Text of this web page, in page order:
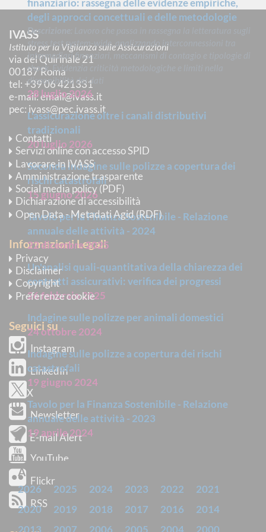
finanziario: rassegna delle evidenze empiriche,
degli approcci concettuali e delle metodologie
Descrizione
stress test system-wide, analizzando interconnessioni tra
intermediari finanziari, meccanismi di contagio e tipologie di
shock. Evidenzia criticità metodologiche e limiti nella
disponibilità dei dati
28 luglio 2026
L'assicurazione oltre i canali distributivi
tradizionali
20 luglio 2026
Seconda indagine sulle polizze a copertura dei
rischi catastrofali
15 giugno 2026
Tavolo per la Finanza Sostenibile - Relazione
annuale delle attività - 2024
22 dicembre 2025
Un'analisi quali-quantitativa della chiarezza dei
contratti assicurativi: verifica dei progressi
26 febbraio 2025
Indagine sulle polizze per animali domestici
24 ottobre 2024
Indagine sulle polizze a copertura dei rischi
catastrofali
19 giugno 2024
Tavolo per la Finanza Sostenibile - Relazione
annuale delle attività - 2023
19 aprile 2024
ARCHIVIO
2026 2025 2024 2023 2022
2021
2020
2019 2018 2017 2016
2014
2013
2007 2006 2005 2004 2000
IVASS
Istituto per la Vigilanza sulle Assicurazioni
via del Quirinale 21
00187 Roma
tel: +39 06 421331
e-mail:email@ivass.it
pec: ivass@pec.ivass.it
Contatti
Servizi online con accesso SPID
Lavorare in IVASS
Amministrazione trasparente
Social media policy (PDF)
Dichiarazione di accessibilità
Open Data - Metadati Agid (RDF)
Informazioni Legali
Privacy
Disclaimer
Copyright
Preferenze cookie
Seguici su
Instagram
LinkedIn
X
Newsletter
E-mail Alert
YouTube
Flickr
RSS